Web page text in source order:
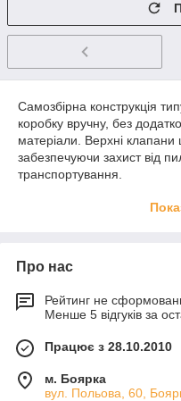
Самозбірна конструкція
коробку вручну, без
матеріали. Верхні клапани
забезпечуючи захист від
транспортування.
Дніпро та інші населені
замовлення.
Білі коробки типу ПР
надійна упаковка, яка
посилить брендове
Про нас
Рейтинг не
Менше 5 відгуків за
Працює з 28.10.2010
м. Боярка
вул. Польова, 60,